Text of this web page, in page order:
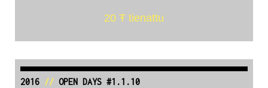
20 Ŧ tienattu
2016// OPEN DAYS #1.1.10